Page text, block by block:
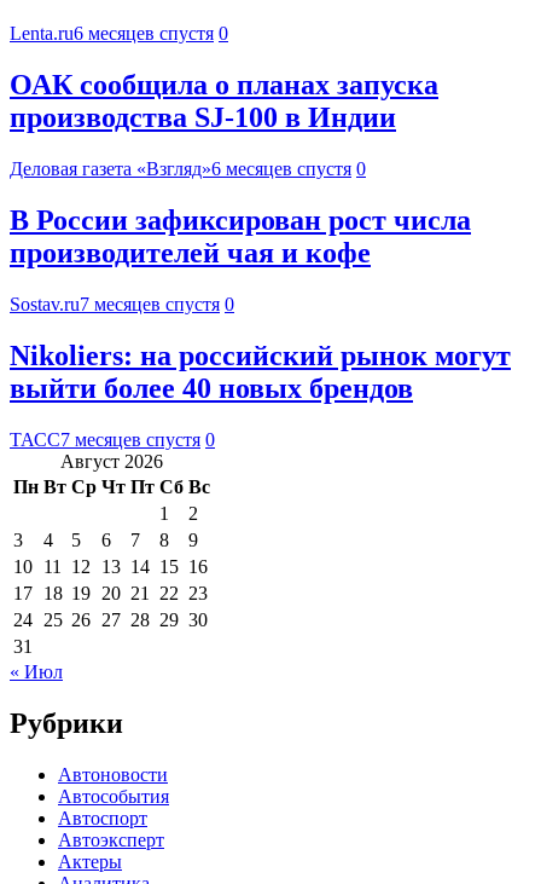
Lenta.ru6 месяцев спустя 0
ОАК сообщила о планах запуска
производства SJ-100 в Индии
Деловая газета «Взгляд»6 месяцев спустя 0
В России зафиксирован рост числа
производителей чая и кофе
Sostav.ru7 месяцев спустя 0
Nikoliers: на российский рынок могут
выйти более 40 новых брендов
ТАСС7 месяцев спустя 0
Август 2026
Пн Вт Ср Чт Пт Сб Вс
1
2
3
4 5 6 7 8
9
10 11 12 13 14 15 16
17 18 19 20 21 22 23
24 25 26 27 28 29 30
31
« Июл
Рубрики
Автоновости
Автособытия
Автоспорт
Автоэксперт
Актеры